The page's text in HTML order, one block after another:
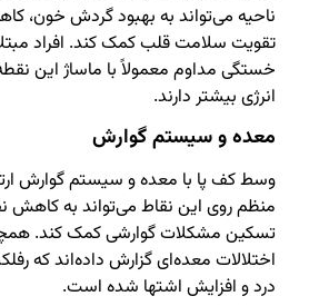
ناحیه می‌تواند به بهبود گردش خون،
تقویت سلامت قلب کمک کند. افراد
خستگی مداوم معمولاً با ماساژ این
انرژی بیشتر دارند.
معده و سیستم گوارش
وسط کف پا با معده و سیستم گوارش
منظم روی این نقاط می‌تواند به کاهش
تسکین مشکلات گوارشی کمک کند.
اختلالات معده‌ای گزارش داده‌اند که
درد و افزایش اشتها شده است.